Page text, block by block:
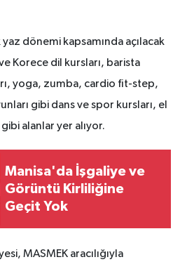
dönemi kapsamında açılacak
Korece dil kursları, barista
yoga, zumba, cardio fit-step,
gibi dans ve spor kursları, el
alanlar yer alıyor.
Manisa'da İşgaliye ve
Görüntü Kirliliğine
Geçit Yok
MASMEK aracılığıyla